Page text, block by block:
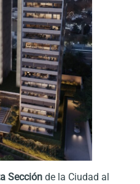
Sección de la Ciudad al